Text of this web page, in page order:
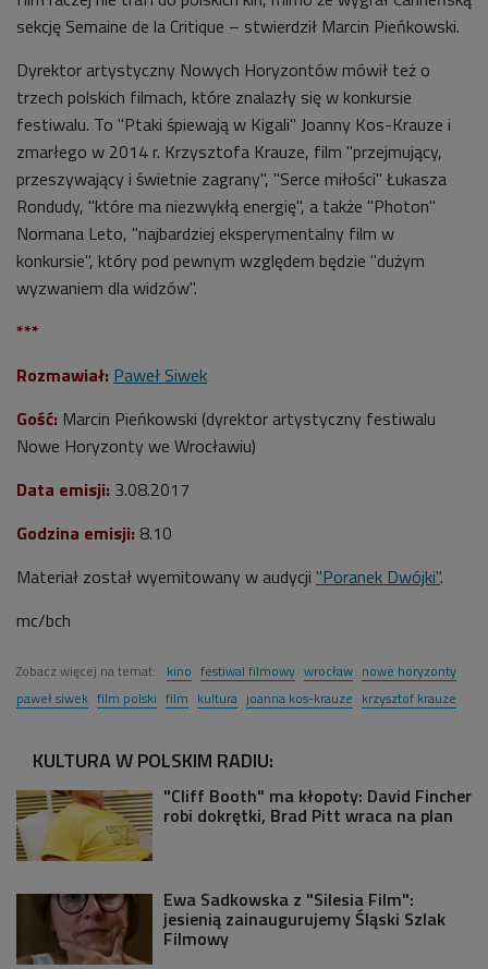
sekcję Semaine de la Critique – stwierdził Marcin Pieńkowski.
Dyrektor artystyczny Nowych Horyzontów mówił też o
trzech polskich filmach, które znalazły się w konkursie
festiwalu. To "Ptaki śpiewają w Kigali" Joanny Kos-Krauze i
zmarłego w 2014 r. Krzysztofa Krauze, film "przejmujący,
przeszywający i świetnie zagrany", "Serce miłości" Łukasza
Rondudy, "które ma niezwykłą energię", a także "Photon"
Normana Leto, "najbardziej eksperymentalny film w
konkursie", który pod pewnym względem będzie "dużym
wyzwaniem dla widzów".
***
Rozmawiał: Paweł Siwek
Gość: Marcin Pieńkowski (dyrektor artystyczny festiwalu
Nowe Horyzonty we Wrocławiu)
Data emisji: 3.08.2017
Godzina emisji: 8.10
Materiał został wyemitowany w audycji "Poranek Dwójki".
mc/bch
Zobacz więcej na temat: kino festiwal filmowy wrocław nowe horyzonty
paweł siwek film polski film kultura joanna kos-krauze krzysztof krauze
KULTURA W POLSKIM RADIU:
"Cliff Booth" ma kłopoty: David Fincher
robi dokrętki, Brad Pitt wraca na plan
Ewa Sadkowska z "Silesia Film":
jesienią zainaugurujemy Śląski Szlak
Filmowy